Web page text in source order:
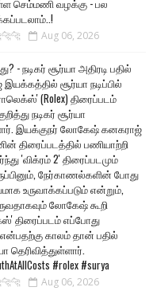
செம்மணி வழக்கு - பல
Aug 06, 2026
நடிகர் சூர்யா அதிரடி பதில்
சூர்யா நடிப்பில்
(Rolex) திரைப்படம்
நடிகர் சூர்யா
இயக்குநர் லோகேஷ் கனகராஜ்
திரைப்படத்தில் பணியாற்றி
'விக்ரம் 2' திரைப்படமும்
நேர்காணல்களின் போது
உருவாக்கப்படும் என்றும்,
லோகேஷ் கூறி
திரைப்படம் எப்போது
என்பதற்கு காலம் தான் பதில்
#rolex #surya
Aug 06, 2026